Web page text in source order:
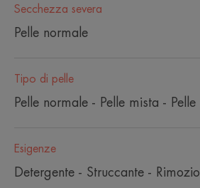
Secchezza severa
Pelle normale
Tipo di pelle
Pelle normale - Pelle mista - Pelle
Esigenze
Detergente - Struccante -